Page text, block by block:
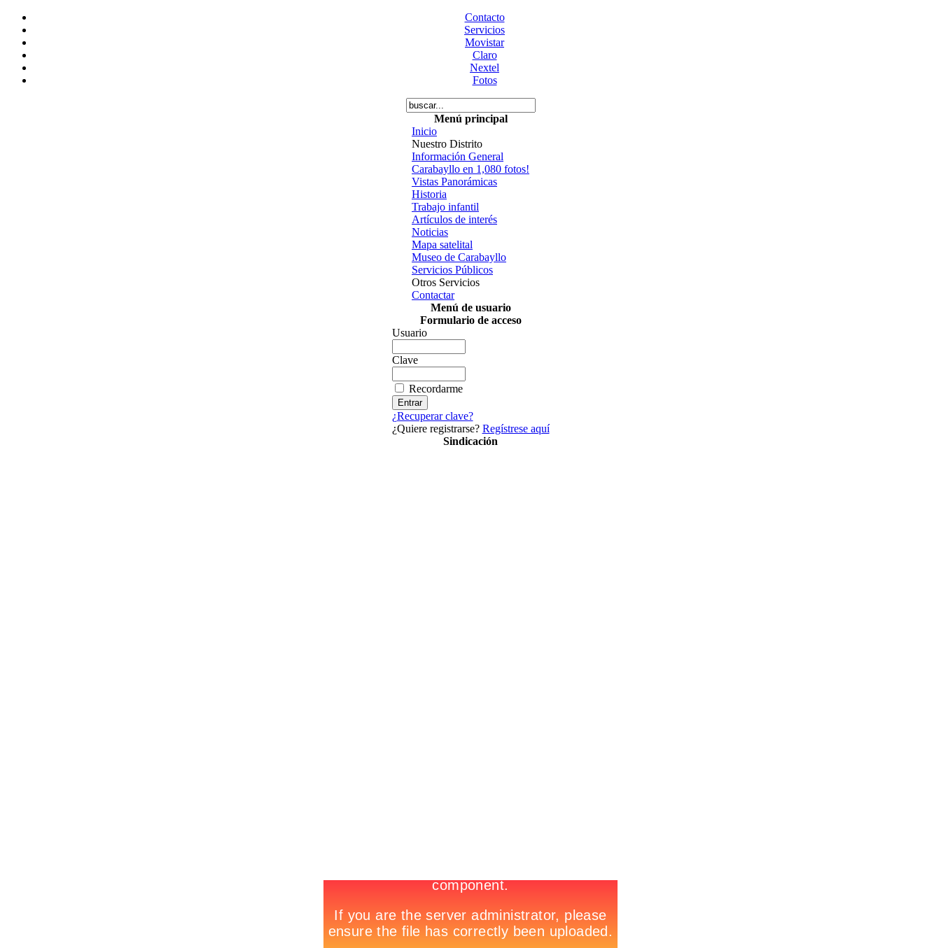
Contacto
Servicios
Movistar
Claro
Nextel
Fotos
Menú principal
Inicio
Nuestro Distrito
Información General
Carabayllo en 1,080 fotos!
Vistas Panorámicas
Historia
Trabajo infantil
Artículos de interés
Noticias
Mapa satelital
Museo de Carabayllo
Servicios Públicos
Otros Servicios
Contactar
Menú de usuario
Formulario de acceso
Usuario
Clave
Recordarme
¿Recuperar clave?
¿Quiere registrarse? Regístrese aquí
Sindicación